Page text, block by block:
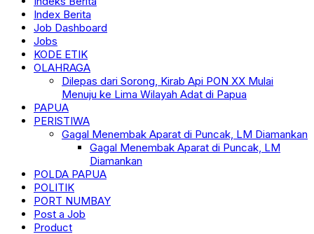
Index Berita
Job Dashboard
Jobs
KODE ETIK
OLAHRAGA
Dilepas dari Sorong, Kirab Api PON XX Mulai
Menuju ke Lima Wilayah Adat di Papua
PAPUA
PERISTIWA
Gagal Menembak Aparat di Puncak, LM Diamankan
Gagal Menembak Aparat di Puncak, LM
Diamankan
POLDA PAPUA
POLITIK
PORT NUMBAY
Post a Job
Product